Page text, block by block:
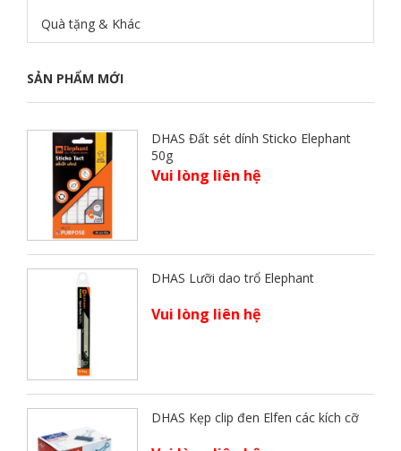
Quà tặng & Khác
SẢN PHẨM MỚI
DHAS Đất sét dính Sticko Elephant
50g
Vui lòng liên hệ
DHAS Lưỡi dao trổ Elephant
Vui lòng liên hệ
DHAS Kẹp clip đen Elfen các kích cỡ